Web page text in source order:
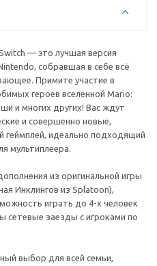
— это лучшая версия
собравшая в себе всё
Примите участие в
героев вселенной Mario:
и многих других! Вас ждут
и совершенно новые,
геймплей, идеально подходящий
мультиплеера.
из оригинальной игры
Инклингов из Splatoon),
играть до 4-х человек
сетевые заезды с игроками по
выбор для всей семьи,